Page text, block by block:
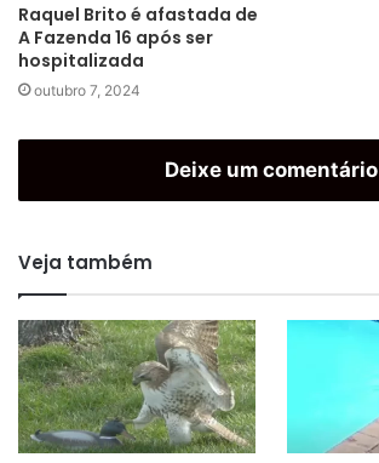
Raquel Brito é afastada de
A Fazenda 16 após ser
hospitalizada
outubro 7, 2024
Deixe um comentário
Veja também